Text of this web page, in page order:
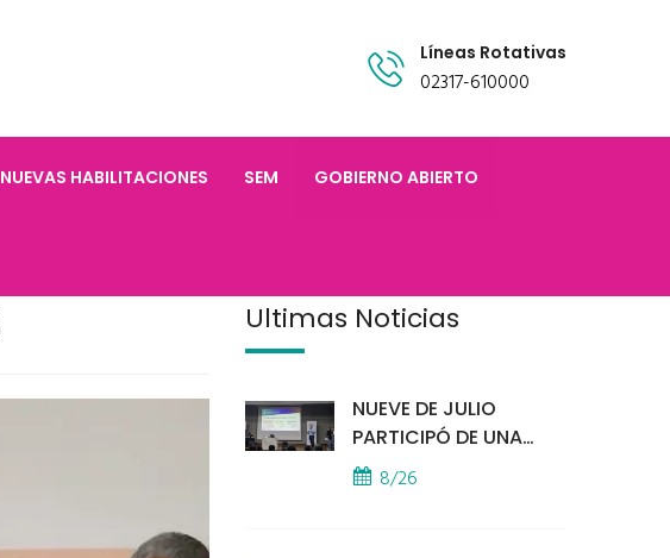
Líneas Rotativas
02317-610000
NUEVAS HABILITACIONES SEM GOBIERNO ABIERTO
Últimas Noticias
NUEVE DE JULIO
PARTICIPÓ DE UNA
IMPORTANTE
CAPACITACIÓN
8/26